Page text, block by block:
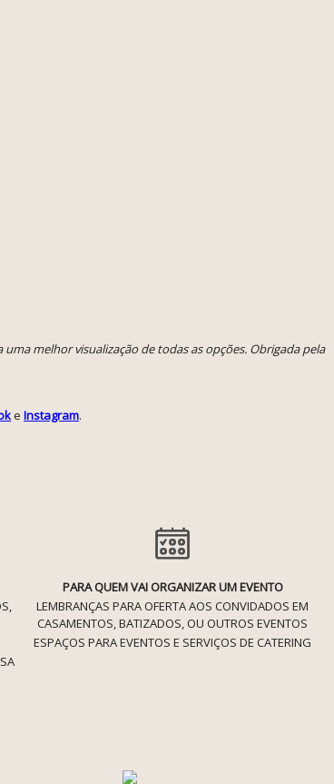
melhor visualização de todas as opções. Obrigada pela
e Instagram.
PARA QUEM VAI ORGANIZAR UM EVENTO
LEMBRANÇAS PARA OFERTA AOS CONVIDADOS EM
CASAMENTOS, BATIZADOS, OU OUTROS EVENTOS
ESPAÇOS PARA EVENTOS E SERVIÇOS DE CATERING